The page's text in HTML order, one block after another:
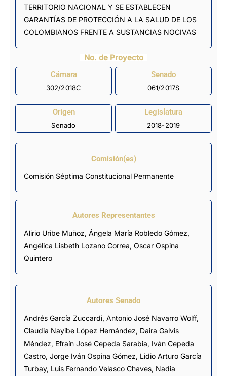
TERRITORIO NACIONAL Y SE ESTABLECEN
GARANTÍAS DE PROTECCIÓN A LA SALUD DE LOS
COLOMBIANOS FRENTE A SUSTANCIAS NOCIVAS
No. de Proyecto
Cámara
302/2018C
Senado
061/2017S
Origen
Senado
Legislatura
2018-2019
Comisión(es)
Comisión Séptima Constitucional Permanente
Autores Representantes
Alirio Uribe Muñoz, Ángela María Robledo Gómez,
Angélica Lisbeth Lozano Correa, Oscar Ospina
Quintero
Autores Senado
Andrés García Zuccardi, Antonio José Navarro Wolff,
Claudia Nayibe López Hernández, Daira Galvis
Méndez, Efraín José Cepeda Sarabia, Iván Cepeda
Castro, Jorge Iván Ospina Gómez, Lidio Arturo García
Turbay, Luis Fernando Velasco Chaves, Nadia